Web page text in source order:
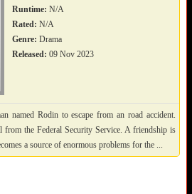
Runtime: N/A
Rated: N/A
Genre: Drama
Released: 09 Nov 2023
named Rodin to escape from an road accident.
the Federal Security Service. A friendship is
a source of enormous problems for the ...